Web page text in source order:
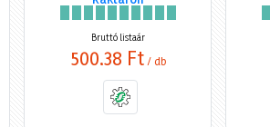
Bruttó listaár
500,38 Ft / db